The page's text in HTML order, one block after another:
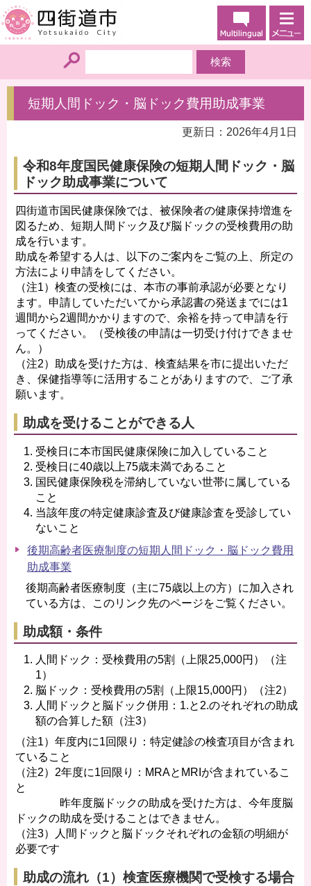
短期人間ドック・脳ドック費用助成事業
更新日：2026年4月1日
令和8年度国民健康保険の短期人間ドック・脳
ドック助成事業について
四街道市国民健康保険では、被保険者の健康保持増進を
図るため、短期人間ドック及び脳ドックの受検費用の助
成を行います。
助成を希望する人は、以下のご案内をご覧の上、所定の
方法により申請をしてください。
（注1）検査の受検には、本市の事前承認が必要となり
ます。申請していただいてから承認書の発送までには1
週間から2週間かかりますので、余裕を持って申請を行
ってください。（受検後の申請は一切受け付けできませ
ん。）
（注2）助成を受けた方は、検査結果を市に提出いただ
き、保健指導等に活用することがありますので、ご了承
願います。
助成を受けることができる人
受検日に本市国民健康保険に加入していること
受検日に40歳以上75歳未満であること
国民健康保険税を滞納していない世帯に属している
こと
当該年度の特定健康診査及び健康診査を受診してい
ないこと
後期高齢者医療制度の短期人間ドック・脳ドック費用
助成事業
後期高齢者医療制度（主に75歳以上の方）に加入され
ている方は、このリンク先のページをご覧ください。
助成額・条件
人間ドック：受検費用の5割（上限25,000円）（注
1）
脳ドック：受検費用の5割（上限15,000円）（注2）
人間ドックと脳ドック併用：1.と2.のそれぞれの助成
額の合算した額（注3）
（注1）年度内に1回限り：特定健診の検査項目が含まれ
ていること
（注2）2年度に1回限り：MRAとMRIが含まれているこ
と
昨年度脳ドックの助成を受けた方は、今年度脳
ドックの助成を受けることはできません。
（注3）人間ドックと脳ドックそれぞれの金額の明細が
必要です
助成の流れ（1）検査医療機関で受検する場合